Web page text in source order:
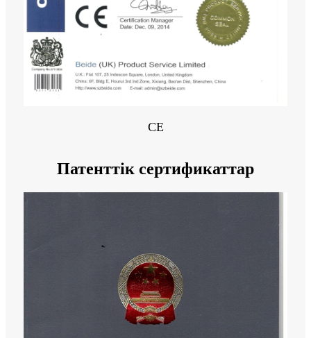
CE
Патенттік сертификаттар